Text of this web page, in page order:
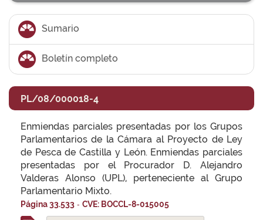
Sumario
Boletín completo
PL/08/000018-4
Enmiendas parciales presentadas por los Grupos
Parlamentarios de la Cámara al Proyecto de Ley
de Pesca de Castilla y León. Enmiendas parciales
presentadas por el Procurador D. Alejandro
Valderas Alonso (UPL), perteneciente al Grupo
Parlamentario Mixto.
Página 33.533 - CVE: BOCCL-8-015005